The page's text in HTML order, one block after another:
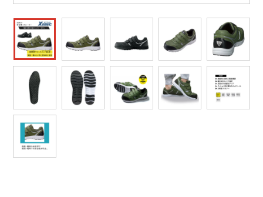
安全保護具
レインウェア・カッパ
ヤッケ
作業用小物・アクセサリー
作業用ポロシャツランキング
作業用手袋ランキング
レインウェアランキング
アイズフロンティア ランキング
GUSH FORCE
GDジャパン カーシーカシマ
シンメン 日進ゴム
ハイパーV
運送・倉庫作業服
清掃・ビルメンテ作業服
夜間・高視認性安全服
医療白衣・介護服